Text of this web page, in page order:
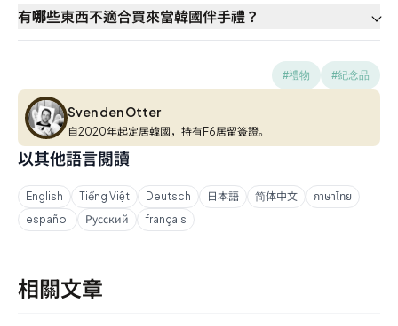
有哪些東西不適合買來當韓國伴手禮？
#禮物 #紀念品
Sven den Otter
Sven den Otter
自2020年起定居韓國，持有F6居留簽證。
以其他語言閱讀
English Tiếng Việt Deutsch 日本語 简体中文
ภาษาไทย
español
Русский français
相關文章